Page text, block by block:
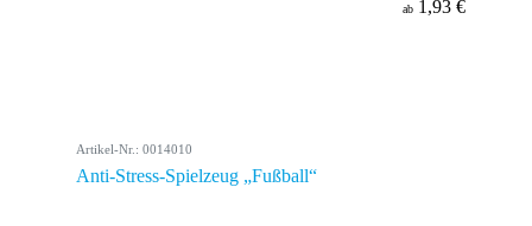
ab 1,93 €
Artikel-Nr.: 0014010
Anti-Stress-Spielzeug „Fußball“